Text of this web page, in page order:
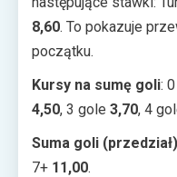
8,60. To pokazuje
początku.
Kursy na sumę goli:
4,50, 3 gole 3,70, 4
Suma goli (przedział)
7+ 11,00.